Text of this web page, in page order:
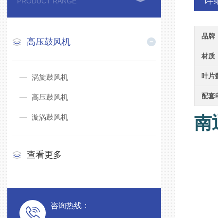
高压鼓风机
涡旋鼓风机
高压鼓风机
漩涡鼓风机
查看更多
咨询热线：
品牌
材质
叶片
配套
南